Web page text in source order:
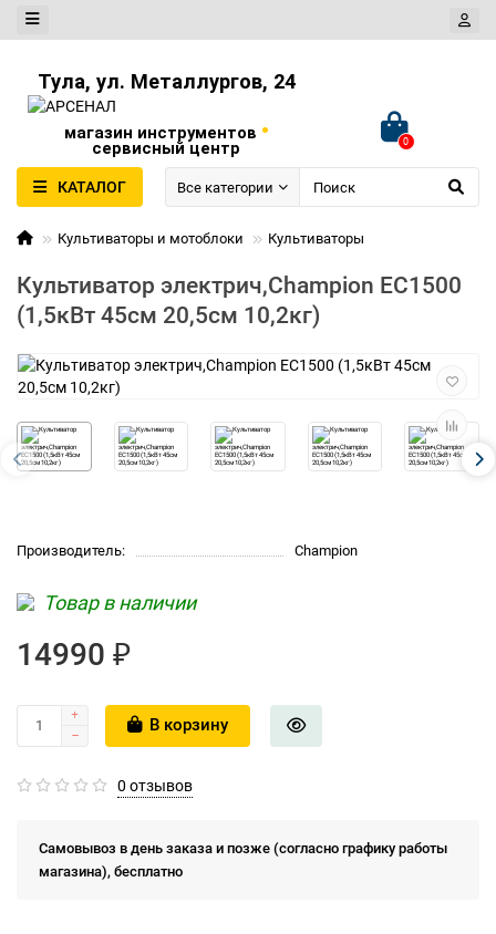
Тула, ул. Металлургов, 24
магазин инструментов •
сервисный центр 0
КАТАЛОГ Все категории
Культиваторы и мотоблоки Культиваторы
Культиватор электрич,Champion EC1500
(1,5кВт 45см 20,5см 10,2кг)
Производитель: Champion
Товар в наличии
14990 ₽
В корзину
0 отзывов
Самовывоз в день заказа и позже (согласно графику работы
магазина), бесплатно